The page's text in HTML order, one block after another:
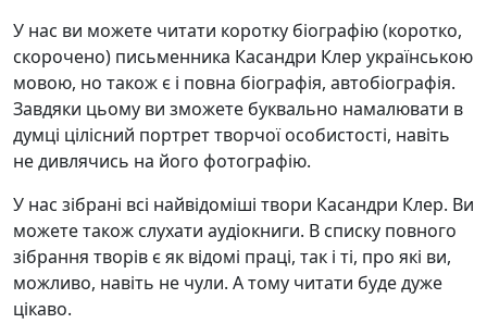
У нас ви можете читати коротку біографію (коротко,
скорочено) письменника Касандри Клер українською
мовою, но також є і повна біографія, автобіографія.
Завдяки цьому ви зможете буквально намалювати в
думці цілісний портрет творчої особистості, навіть
не дивлячись на його фотографію.
У нас зібрані всі найвідоміші твори Касандри Клер. Ви
можете також слухати аудіокниги. В списку повного
зібрання творів є як відомі праці, так і ті, про які ви,
можливо, навіть не чули. А тому читати буде дуже
цікаво.